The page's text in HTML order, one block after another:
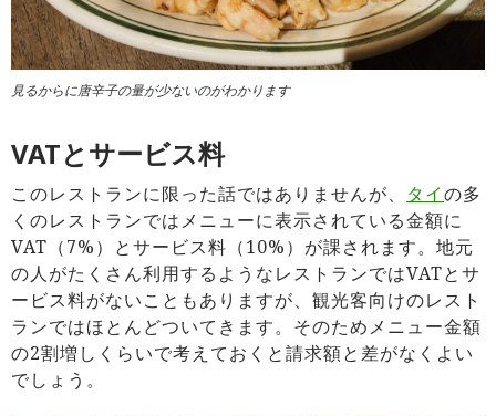
見るからに唐辛子の量が少ないのがわかります
VATとサービス料
このレストランに限った話ではありませんが、 タイの多
くのレストランではメニューに表示されている金額に
VAT（7%）とサービス料（10%）が課されます。地元
の人がたくさん利用するようなレストランではVATとサ
ービス料がないこともありますが、観光客向けのレスト
ランではほとんどついてきます。そのためメニュー金額
の2割増しくらいで考えておくと請求額と差がなくよい
でしょう。